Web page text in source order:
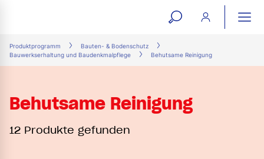
open
form
Produktprogramm
Bauten- & Bodenschutz
Bauwerkserhaltung und Baudenkmalpflege
Behutsame Reinigung
Behutsame Reinigung
12 Produkte gefunden